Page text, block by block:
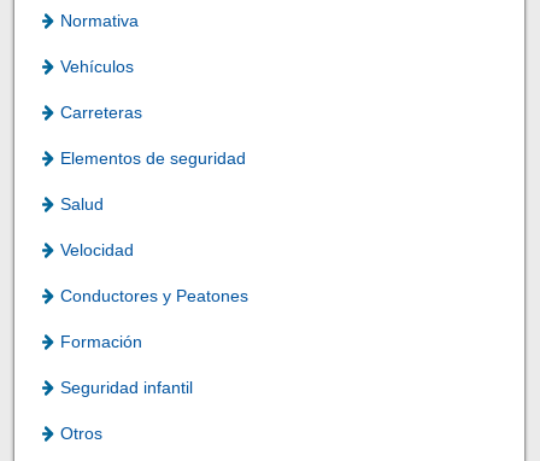
Normativa
Vehículos
Carreteras
Elementos de seguridad
Salud
Velocidad
Conductores y Peatones
Formación
Seguridad infantil
Otros